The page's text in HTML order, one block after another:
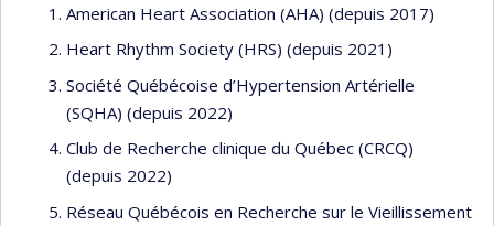
American Heart Association (AHA) (depuis 2017)
Heart Rhythm Society (HRS) (depuis 2021)
Société Québécoise d’Hypertension Artérielle
(SQHA) (depuis 2022)
Club de Recherche clinique du Québec (CRCQ)
(depuis 2022)
Réseau Québécois en Recherche sur le Vieillissement